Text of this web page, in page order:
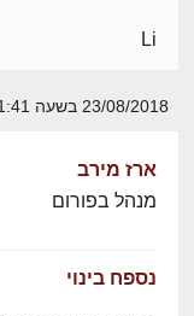
Li
23/08/2018 בשעה 11:41
ארז מירב
מנהל בפורום
נספח בינוי